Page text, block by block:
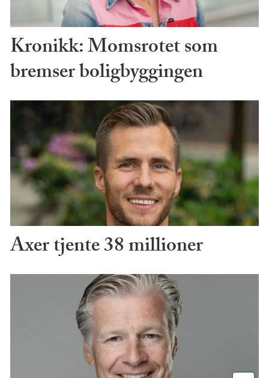
Kronikk: Momsrotet som
bremser boligbyggingen
Axer tjente 38 millioner